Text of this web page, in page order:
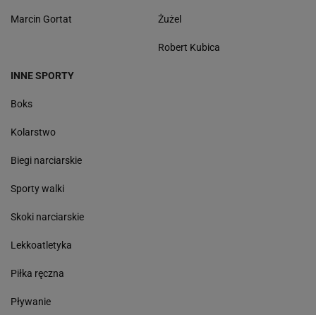
Marcin Gortat Żużel
Robert Kubica
INNE SPORTY
Boks
Kolarstwo
Biegi narciarskie
Sporty walki
Skoki narciarskie
Lekkoatletyka
Piłka ręczna
Pływanie